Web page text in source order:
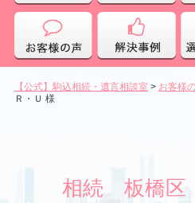
【公式】駒込相続・遺言相談室 > お客様
Ｒ・Ｕ 様
相続 板橋区